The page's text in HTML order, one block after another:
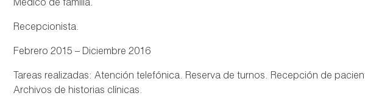
Médico de familia.
Recepcionista.
Febrero 2015 – Diciembre 2016
Tareas realizadas: Atención telefónica. Reserva de turnos. Recepción de
Archivos de historias clínicas.